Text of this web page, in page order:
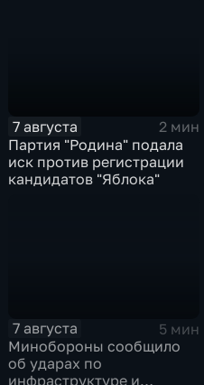
7 августа
2 мин
Партия "Родина" подала
иск против регистрации
кандидатов "Яблока"
7 августа
5 мин
Минобороны сообщило
об ударах по
инфраструктуре и